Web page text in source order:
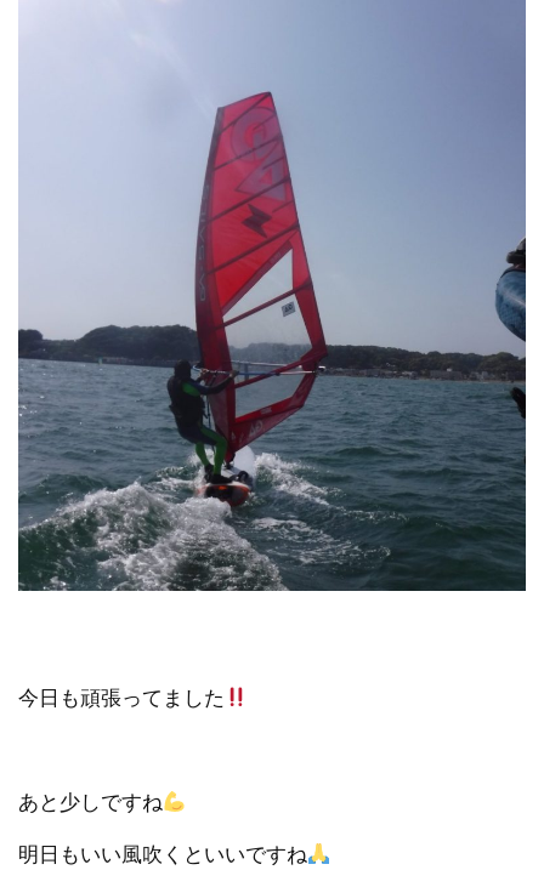
今日も頑張ってました
あと少しですね
明日もいい風吹くといいですね